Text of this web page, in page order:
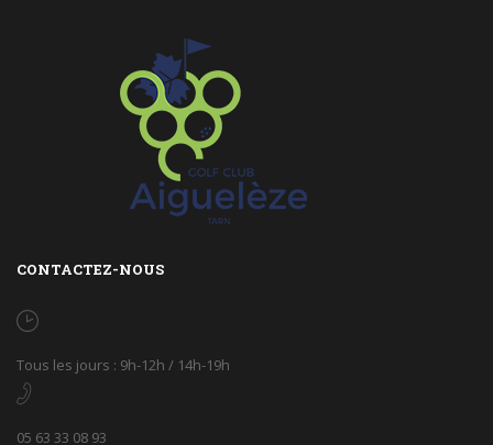
CONTACTEZ-NOUS
Tous les jours : 9h-12h / 14h-19h
05 63 33 08 93